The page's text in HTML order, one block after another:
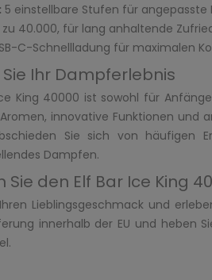
5 einstellbare Stufen für angepasste
zu 40.000, für lang anhaltende
C-Schnellladung für maximalen
Ihr Dampferlebnis
King 40000 ist sowohl für
innovative Funktionen und
Sie sich von häufigen
Dampfen.
Sie den Elf Bar Ice King
Lieblingsgeschmack und
innerhalb der EU und heben